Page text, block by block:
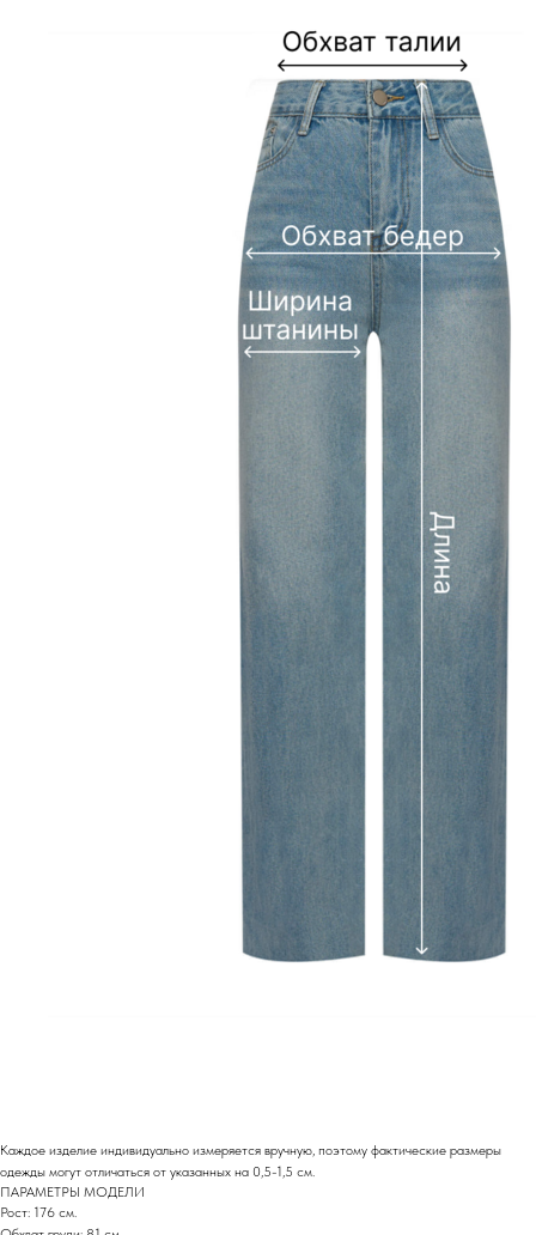
Каждое изделие индивидуально измеряется вручную, поэтому фактические размеры
одежды могут отличаться от указанных на 0,5-1,5 см.
ПАРАМЕТРЫ МОДЕЛИ
Рост: 176 см.